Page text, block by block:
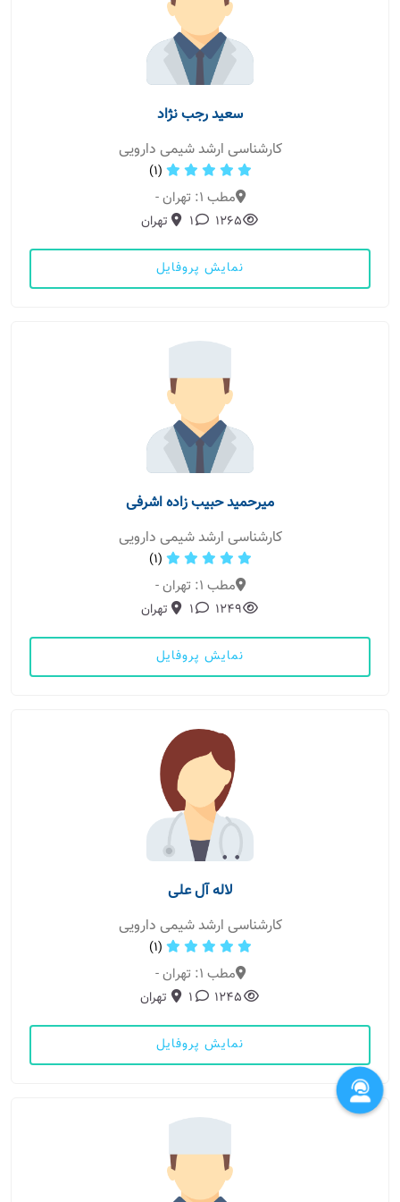
سعید رجب نژاد
کارشناسی ارشد شیمی دارویی
(1)
مطب 1: تهران -
1265
1 تهران
نمایش پروفایل
میرحمید حبیب زاده اشرفی
کارشناسی ارشد شیمی دارویی
(1)
مطب 1: تهران -
1249
1 تهران
نمایش پروفایل
لاله آل علی
کارشناسی ارشد شیمی دارویی
(1)
مطب 1: تهران -
1245
1 تهران
نمایش پروفایل